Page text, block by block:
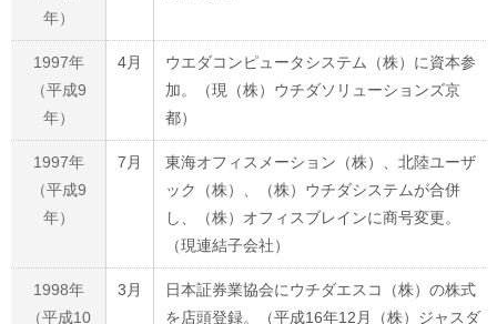
年）
1997年
（平成9
年）
4月
ウエダコンピュータシステム（株）に資本参
加。（現（株）ウチダソリューションズ京
都）
1997年
（平成9
年）
7月
東海オフィスメーション（株）、北陸ユーザ
ック（株）、（株）ウチダシステムが合併
し、（株）オフィスブレインに商号変更。
（現連結子会社）
1998年
（平成10
3月
日本証券業協会にウチダエスコ（株）の株式
を店頭登録。（平成16年12月（株）ジャスダ